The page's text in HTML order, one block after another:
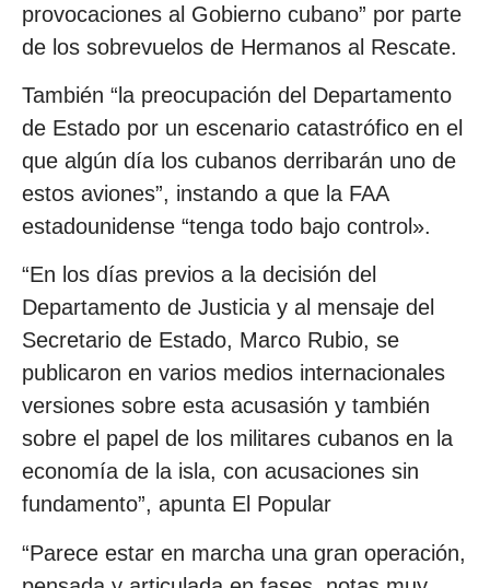
provocaciones al Gobierno cubano” por parte
de los sobrevuelos de Hermanos al Rescate.
También “la preocupación del Departamento
de Estado por un escenario catastrófico en el
que algún día los cubanos derribarán uno de
estos aviones”, instando a que la FAA
estadounidense “tenga todo bajo control».
“En los días previos a la decisión del
Departamento de Justicia y al mensaje del
Secretario de Estado, Marco Rubio, se
publicaron en varios medios internacionales
versiones sobre esta acusasión y también
sobre el papel de los militares cubanos en la
economía de la isla, con acusaciones sin
fundamento”, apunta El Popular
“Parece estar en marcha una gran operación,